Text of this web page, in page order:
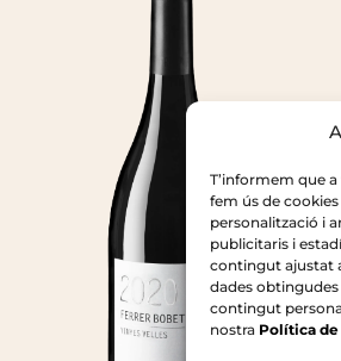
T’informem que a
fem ús de
personalització i
publicitaris i
contingut ajustat
dades
contingut
nostra Política